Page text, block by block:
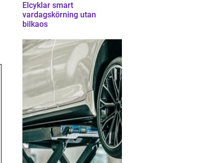
Elcyklar smart
vardagskörning utan
bilkaos